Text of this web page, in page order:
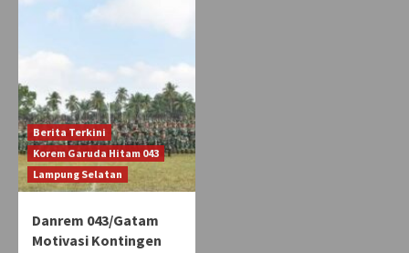
Berita Terkini
Korem Garuda Hitam 043
Lampung Selatan
Danrem 043/Gatam
Motivasi Kontingen